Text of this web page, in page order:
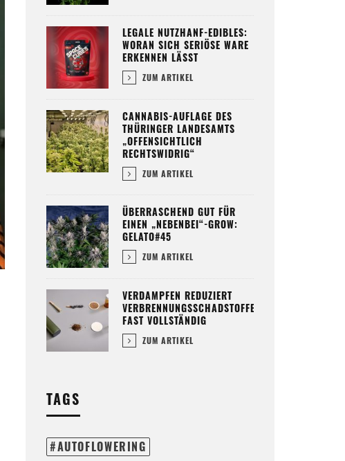
LEGALE NUTZHANF-EDIBLES:
WORAN SICH SERIÖSE WARE
ERKENNEN LÄSST
ZUM ARTIKEL
CANNABIS-AUFLAGE DES
THÜRINGER LANDESAMTS
„OFFENSICHTLICH
RECHTSWIDRIG“
ZUM ARTIKEL
ÜBERRASCHEND GUT FÜR
EINEN „NEBENBEI“-GROW:
GELATO#45
ZUM ARTIKEL
VERDAMPFEN REDUZIERT
VERBRENNUNGSSCHADSTOFFE
FAST VOLLSTÄNDIG
ZUM ARTIKEL
TAGS
AUTOFLOWERING